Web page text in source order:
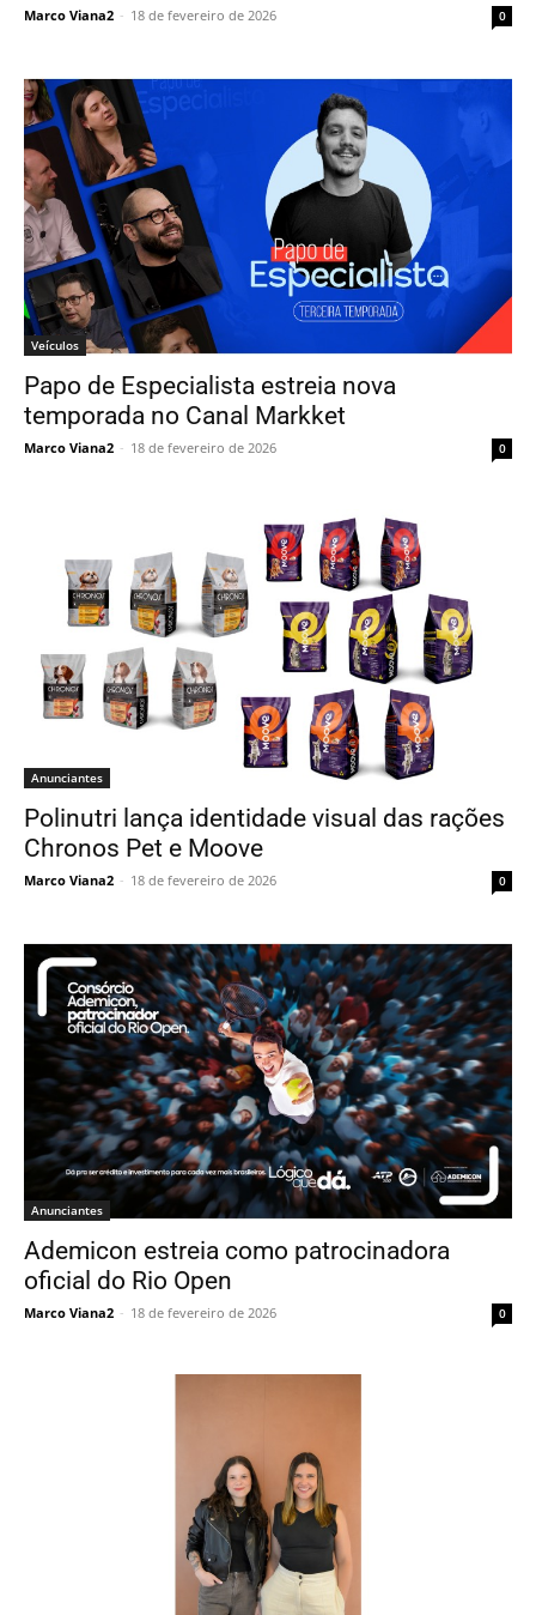
Marco Viana2 - 18 de fevereiro de 2026 0
Veículos
Papo de Especialista estreia nova
temporada no Canal Markket
Marco Viana2 - 18 de fevereiro de 2026 0
Anunciantes
Polinutri lança identidade visual das rações
Chronos Pet e Moove
Marco Viana2 - 18 de fevereiro de 2026 0
Anunciantes
Ademicon estreia como patrocinadora
oficial do Rio Open
Marco Viana2 - 18 de fevereiro de 2026 0